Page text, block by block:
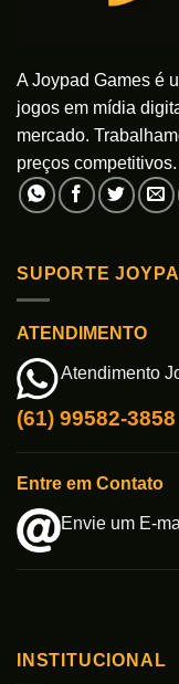
A Joypad Games é
jogos em mídia
mercado.
preços competitivos.
SUPORTE
ATENDIMENTO
Atendimento
(61) 99582-3858
Entre em Contato
Envie um E-
INSTITUCIONAL